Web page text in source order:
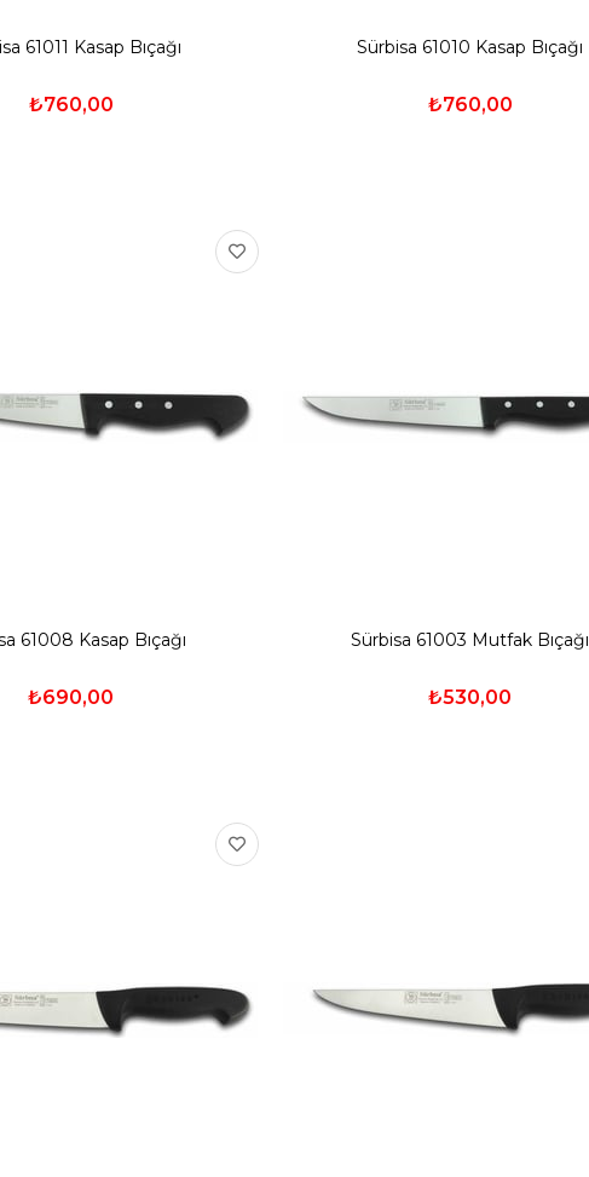
61011 Kasap Bıçağı
₺760,00
Sürbisa 61010 Kasap Bıçağı
₺760,00
61008 Kasap Bıçağı
₺690,00
Sürbisa 61003 Mutfak Bıçağı
₺530,00